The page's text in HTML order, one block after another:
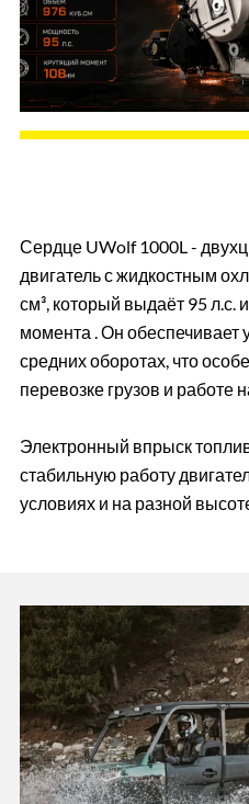
Сердце UWolf 1000L -
двигатель с жидкостным
см³, который выдаёт 95 л.с.
момента . Он обеспечивает
средних оборотах, что
перевозке грузов и работе
Электронный впрыск
стабильную работу
условиях и на разной